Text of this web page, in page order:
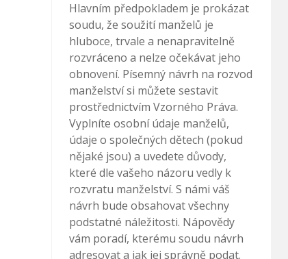
Hlavním předpokladem je prokázat
soudu, že soužití manželů je
hluboce, trvale a nenapravitelně
rozvráceno a nelze očekávat jeho
obnovení. Písemný návrh na rozvod
manželství si můžete sestavit
prostřednictvím Vzorného Práva.
Vyplníte osobní údaje manželů,
údaje o společných dětech (pokud
nějaké jsou) a uvedete důvody,
které dle vašeho názoru vedly k
rozvratu manželství. S námi váš
návrh bude obsahovat všechny
podstatné náležitosti. Nápovědy
vám poradí, kterému soudu návrh
adresovat a jak jej správně podat.